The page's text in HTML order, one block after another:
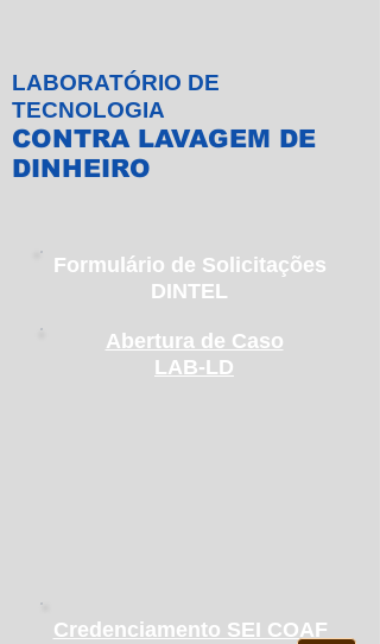
LABORATÓRIO DE
TECNOLOGIA
CONTRA LAVAGEM DE
DINHEIRO
Formulário de Solicitações
DINTEL
Abertura de Caso
LAB-LD
Credenciamento SEI COAF